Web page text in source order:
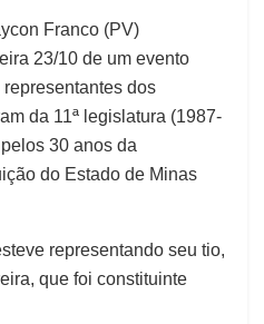
Franco (PV)
23/10 de um evento
dos
da 11ª legislatura (1987-
30 anos da
do Estado de Minas
representando seu tio,
que foi constituinte